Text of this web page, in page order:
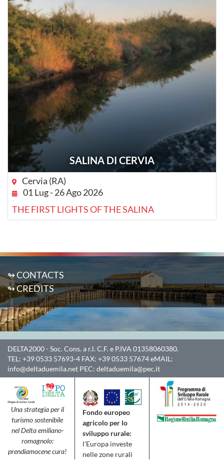
SALINA DI CERVIA
Cervia (RA)
01 Lug - 26 Ago 2026
THE FIRST LIGHTS OF THE SALINA
↬ CONTACTS
↬ CREDITS
DELTA2000- Soc. Cons. a r.l. C.F. e P.IVA 01358060380.
TEL: +39 0533 57693-4 FAX: +39 0533 57674eMAIL:
info@deltaduemila.net PEC: deltaduemila@pec.it
Una strategia per il
turismo sostenibile
nel Delta emiliano-
romagnolo:
prendiamocene cura!
Fondo europeo
agricolo per lo
sviluppo rurale:
l'Europa investe
nelle zone rurali